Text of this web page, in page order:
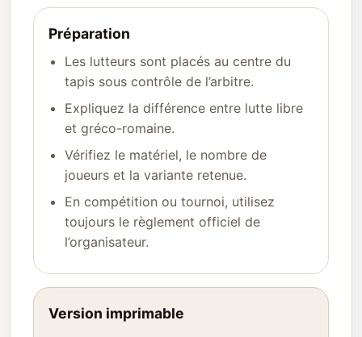
Préparation
Les lutteurs sont placés au centre du
tapis sous contrôle de l’arbitre.
Expliquez la différence entre lutte libre
et gréco-romaine.
Vérifiez le matériel, le nombre de
joueurs et la variante retenue.
En compétition ou tournoi, utilisez
toujours le règlement officiel de
l’organisateur.
Version imprimable